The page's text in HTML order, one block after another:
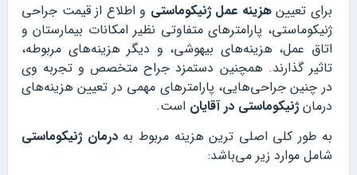
برای تعیینهزینه عمل ژنیکوماستی و اطلاع از قیمت جراحی
ژنیکوماستی، پارامترهای متفاوتی نظیر امکانات بیمارستان و
اتاق عمل، هزینه‌های بیهوشی، و دیگر هزینه‌های مربوطه،
تاثیر گذارند. همچنین دستمزد جراح متخصص و تجربه وی
در چنین جراحی‌هایی، پارامترهای مهمی در تعیین هزینه‌های
درمانژنیکوماستی در آقایان است.
به طور کلی اصلی ترین هزینه‌‌ مربوط بهدرمان ژنیکوماستی
شامل موارد زیر می‌باشد: